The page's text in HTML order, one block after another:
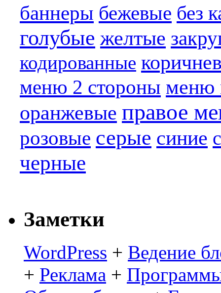
баннеры бежевые без
голубые желтые
кодированные
меню 2 стороны меню
оранжевые правое
розовые серые синие
черные
Заметки
WordPress + Ведение
+ Реклама +